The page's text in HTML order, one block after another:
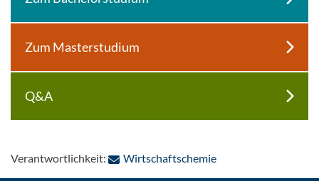
Zum Masterstudium
Q&A
Verantwortlichkeit: Wirtschaftschemie: Per E-Mail